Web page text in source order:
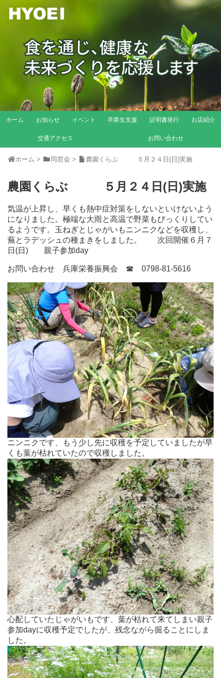
ホーム お知らせ イベント 卒業生支援 証明書発行 お店紹介
交通アクセス お問い合わせ
ホーム > 同窓会 > 農園くらぶ ５月２４日(日)実施
農園くらぶ ５月２４日(日)実施
気温が上昇し、早くも熱中症対策をしないといけないよう
になりました。極端な大雨と高温で野菜もびっくりしてい
るようです。玉ねぎとじゃがいもニンニクなどを収穫し、
蕪とラデッシュの種まきをしました。 次回開催６月７
日(日) 親子参加day
お問い合わせ 兵庫栄養振興会 ☎ 0798-81-5616
ニンニクです、もう少し先に収穫を予定していましたが早
くも葉が枯れていたので収穫しました。
心配していたじゃがいもです、葉が枯れて来てしまい親子
参加dayに収穫予定でしたが、残念ながら掘ることにしま
した。